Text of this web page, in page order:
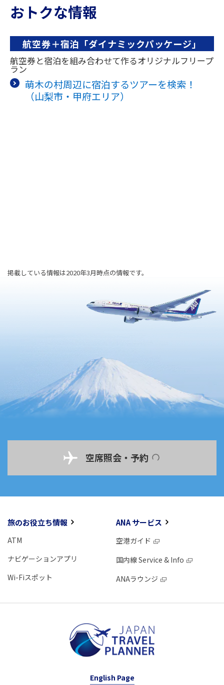
おトクな情報
航空券＋宿泊「ダイナミックパッケージ」
航空券と宿泊を組み合わせて作るオリジナルフリープ
ラン
萌木の村周辺に宿泊するツアーを検索！
（山梨市・甲府エリア）
掲載している情報は2020年3月時点の情報です。
空席照会・予約
旅のお役立ち情報
ATM
ナビゲーションアプリ
Wi-Fiスポット
ANA サービス
空港ガイド
国内線 Service & Info
ANAラウンジ
English Page